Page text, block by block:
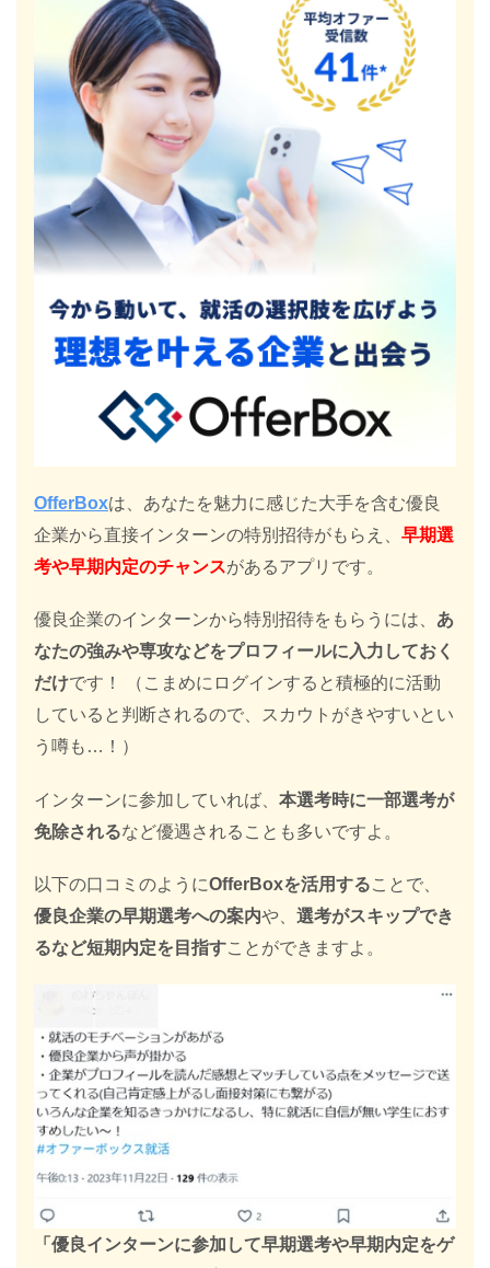
OfferBoxは、あなたを魅力に感じた大手を含む優良
企業から直接インターンの特別招待がもらえ、 早期選
考や早期内定のチャンスがあるアプリです。
優良企業のインターンから特別招待をもらうには、 あ
なたの強みや専攻などをプロフィールに入力しておく
だけです！ （こまめにログインすると積極的に活動
していると判断されるので、スカウトがきやすいとい
う噂も…！）
インターンに参加していれば、 本選考時に一部選考が
免除されるなど優遇されることも多いですよ。
以下の口コミのようにOfferBoxを活用することで、
優良企業の早期選考への案内や、 選考がスキップでき
るなど短期内定を目指すことができますよ。
「優良インターンに参加して早期選考や早期内定をゲ